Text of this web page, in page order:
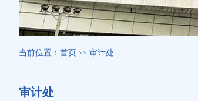
当前位置： 首页 >> 审计处
审计处